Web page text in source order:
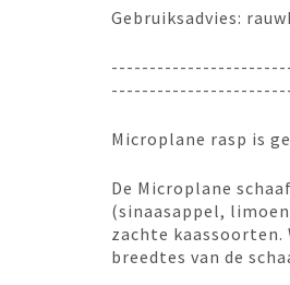
Gebruiksadvies:
Microplane rasp is
De Microplane
(sinaasappel,
zachte kaassoorten.
breedtes van de